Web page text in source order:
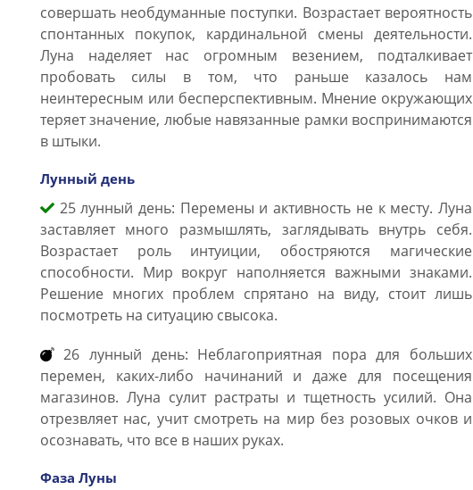
совершать необдуманные поступки. Возрастает вероятность
спонтанных покупок, кардинальной смены деятельности.
Луна наделяет нас огромным везением, подталкивает
пробовать силы в том, что раньше казалось нам
неинтересным или бесперспективным. Мнение окружающих
теряет значение, любые навязанные рамки воспринимаются
в штыки.
Лунный день
25 лунный день: Перемены и активность не к месту. Луна
заставляет много размышлять, заглядывать внутрь себя.
Возрастает роль интуиции, обостряются магические
способности. Мир вокруг наполняется важными знаками.
Решение многих проблем спрятано на виду, стоит лишь
посмотреть на ситуацию свысока.
26 лунный день: Неблагоприятная пора для больших
перемен, каких-либо начинаний и даже для посещения
магазинов. Луна сулит растраты и тщетность усилий. Она
отрезвляет нас, учит смотреть на мир без розовых очков и
осознавать, что все в наших руках.
Фаза Луны